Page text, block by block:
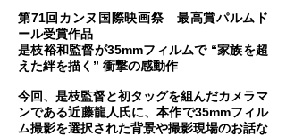
第71回カンヌ国際映画祭 最高賞パルムド
ール受賞作品
是枝裕和監督が35mmフィルムで “家族を超
えた絆を描く” 衝撃の感動作
今回、是枝監督と初タッグを組んだカメラマ
ンである近藤龍人氏に、本作で35mmフィル
ム撮影を選択された背景や撮影現場のお話な